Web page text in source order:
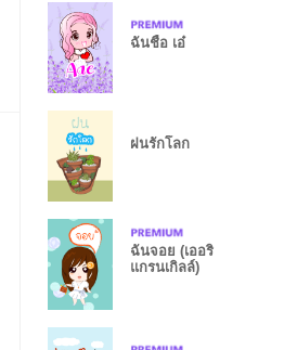
ฉันชื่อ เอ๋
ฝนรักโลก
ฉันจอย (เออริ
แกรนเกิลล์)